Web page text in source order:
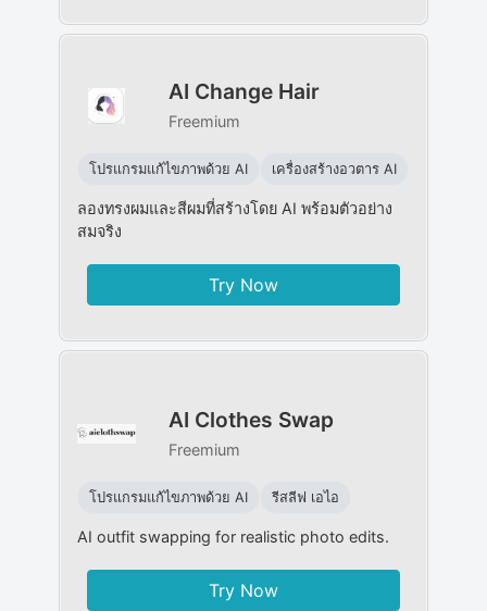
AI Change Hair
Freemium
โปรแกรมแก้ไขภาพด้วย AI เครื่องสร้างอวตาร AI
ลองทรงผมและสีผมที่สร้างโดย AI พร้อมตัวอย่าง
สมจริง
Try Now
AI Clothes Swap
Freemium
โปรแกรมแก้ไขภาพด้วย AI รีสลีฟ เอไอ
AI outfit swapping for realistic photo edits.
Try Now